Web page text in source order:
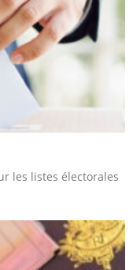
les listes électorales